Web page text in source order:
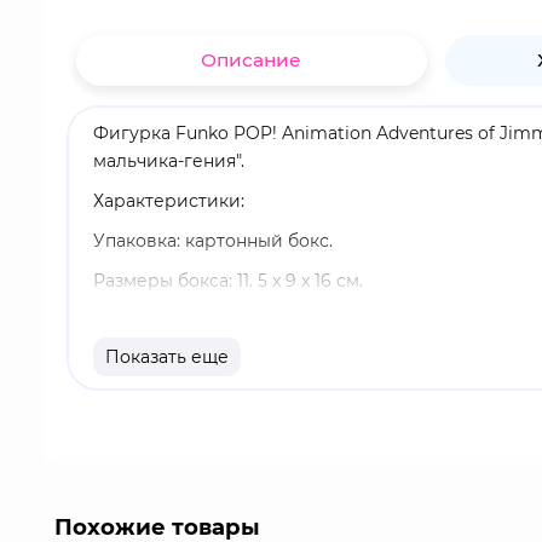
Описание
Фигурка Funko POP! Animation Adventures of
мальчика-гения".
Характеристики:
Упаковка: картонный бокс.
Размеры бокса: 11. 5 х 9 х 16 см.
Оригинальный и официально лицензированный
Показать еще
Похожие товары